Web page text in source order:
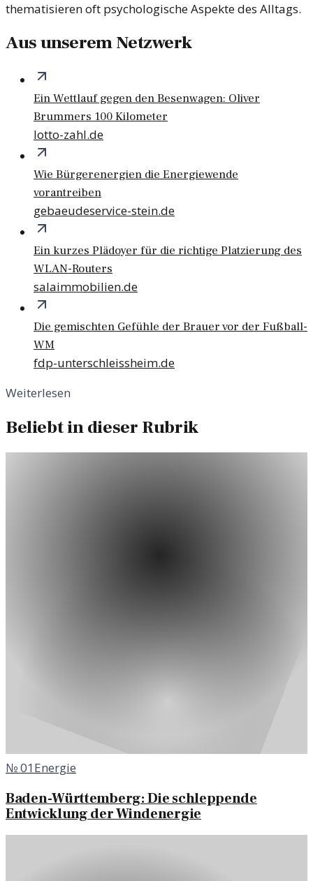
thematisieren oft psychologische Aspekte des Alltags.
Aus unserem Netzwerk
Ein Wettlauf gegen den Besenwagen: Oliver
Brummers 100 Kilometer
lotto-zahl.de
Wie Bürgerenergien die Energiewende
vorantreiben
gebaeudeservice-stein.de
Ein kurzes Plädoyer für die richtige Platzierung des
WLAN-Routers
salaimmobilien.de
Die gemischten Gefühle der Brauer vor der Fußball-
WM
fdp-unterschleissheim.de
Weiterlesen
Beliebt in dieser Rubrik
№01Energie
Baden-Württemberg: Die schleppende
Entwicklung der Windenergie